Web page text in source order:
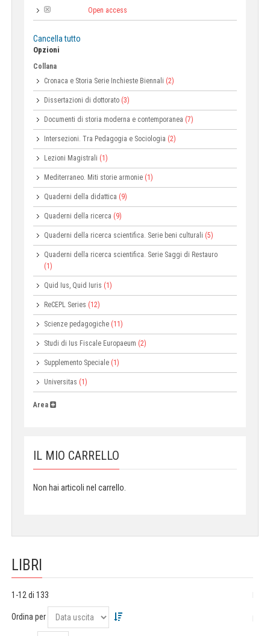
Open access
Cancella tutto
Opzioni
Collana
Cronaca e Storia Serie Inchieste Biennali (2)
Dissertazioni di dottorato (3)
Documenti di storia moderna e contemporanea (7)
Intersezioni. Tra Pedagogia e Sociologia (2)
Lezioni Magistrali (1)
Mediterraneo. Miti storie armonie (1)
Quaderni della didattica (9)
Quaderni della ricerca (9)
Quaderni della ricerca scientifica. Serie beni culturali (5)
Quaderni della ricerca scientifica. Serie Saggi di Restauro
(1)
Quid Ius, Quid Iuris (1)
ReCEPL Series (12)
Scienze pedagogiche (11)
Studi di Ius Fiscale Europaeum (2)
Supplemento Speciale (1)
Universitas (1)
Area
IL MIO CARRELLO
Non hai articoli nel carrello.
LIBRI
1-12 di 133
Ordina per